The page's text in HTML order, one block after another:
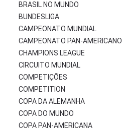
BRASIL NO MUNDO
BUNDESLIGA
CAMPEONATO MUNDIAL
CAMPEONATO PAN-AMERICANO
CHAMPIONS LEAGUE
CIRCUITO MUNDIAL
COMPETIÇÕES
COMPETITION
COPA DA ALEMANHA
COPA DO MUNDO
COPA PAN-AMERICANA